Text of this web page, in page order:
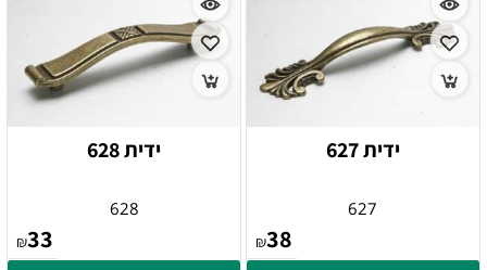
ידית 627
627
₪38
ידית 628
628
₪33